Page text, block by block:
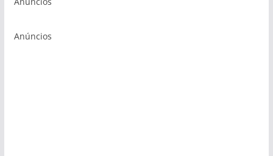
Anúncios